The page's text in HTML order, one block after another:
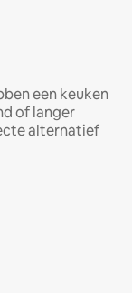
een keuken
of langer
alternatief